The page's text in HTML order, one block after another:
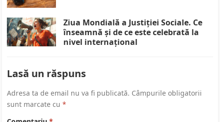
Ziua Mondială a Justiției Sociale. Ce
înseamnă și de ce este celebrată la
nivel internațional
Lasă un răspuns
Adresa ta de email nu va fi publicată. Câmpurile obligatorii
sunt marcate cu*